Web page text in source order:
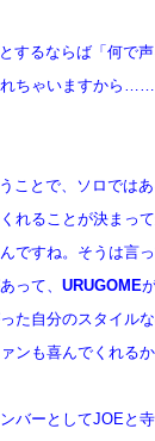
するならば「何で
れちゃいますから
ことで、ソロでは
れることが決まっ
ですね。そうは言
って、URUGOME
た自分のスタイル
ンも喜んでくれる
バーとしてJOEと